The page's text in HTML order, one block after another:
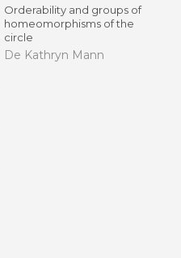
Orderability and groups of
homeomorphisms of the
circle
De Kathryn Mann